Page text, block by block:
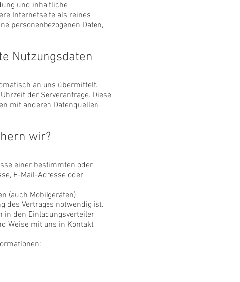
und inhaltliche
Internetseite als reines
personenbezogenen Daten,
Nutzungsdaten
an uns übermittelt.
der Serveranfrage. Diese
mit anderen Datenquellen
wir?
einer bestimmten oder
E-Mail-Adresse oder
(auch Mobilgeräten)
des Vertrages notwendig ist.
in den Einladungsverteiler
Weise mit uns in Kontakt